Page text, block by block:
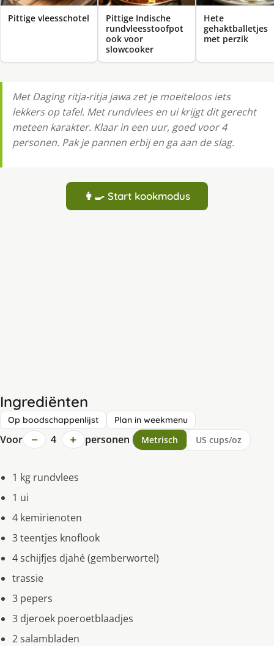
Pittige vleesschotel
Pittige Indische
rundvleesstoofpot
ook voor
slowcooker
Hete
gehaktballetjes
met perzik
Met Daging ritja-ritja jawa zet je moeiteloos iets
lekkers op tafel. Met rundvlees en ui krijgt dit gerecht
meteen karakter. Klaar in een uur, goed voor 4
personen. Pak je pannen erbij en ga aan de slag.
👩‍🍳 Start kookmodus
Ingrediënten
Op boodschappenlijst Plan in weekmenu
Voor − 4 + personen Metrisch US cups/oz
1 kg rundvlees
1 ui
4 kemirienoten
3 teentjes knoflook
4 schijfjes djahé (gemberwortel)
trassie
3 pepers
3 djeroek poeroetblaadjes
2 salambladen